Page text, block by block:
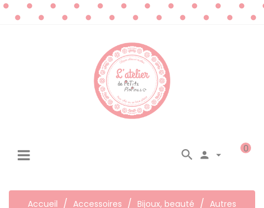
0
 

Accueil Accessoires Bijoux, beauté
Autres